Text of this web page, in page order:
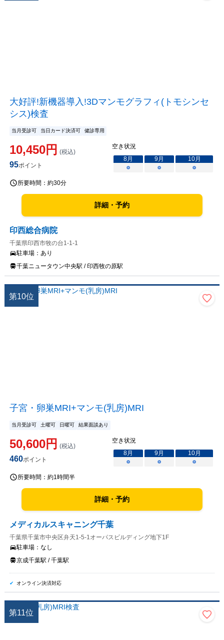
大好評!新機器導入!3Dマンモグラフィ(トモシンセ
シス)検査
当月受診可 当日カード決済可 健診専用
10,450円 (税込)
95ポイント
空き状況
8月 9月 10月
○
○ ○
所要時間： 約30分
詳細・予約
印西総合病院
千葉県印西市牧の台1-1-1
駐車場： あり
千葉ニュータウン中央駅 / 印西牧の原駅
第10位
子宮・卵巣MRI+マンモ(乳房)MRI
当月受診可 土曜可 日曜可 結果面談あり
50,600円 (税込)
460ポイント
空き状況
8月 9月 10月
○
○ ○
所要時間： 約1時間半
詳細・予約
メディカルスキャニング千葉
千葉県千葉市中央区弁天1-5-1オーパスビルディング地下1F
駐車場： なし
京成千葉駅 / 千葉駅
オンライン決済対応
第11位